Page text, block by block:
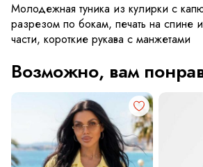
Молодежная туника из кулирки с
разрезом по бокам, печать на спине
части, короткие рукава с манжетами
Возможно, вам